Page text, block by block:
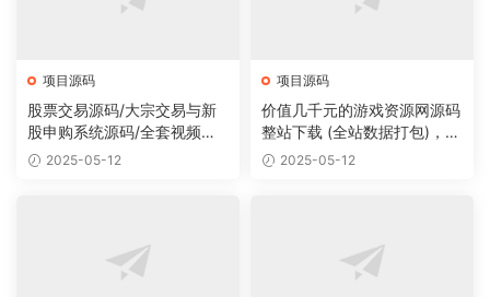
项目源码
股票交易源码/大宗交易与新
股申购系统源码/全套视频教
程 2025-05-12
项目源码
价值几千元的游戏资源网源码
整站下载 (全站数据打包)，数
据里面有200多个宝贝。
2025-05-12